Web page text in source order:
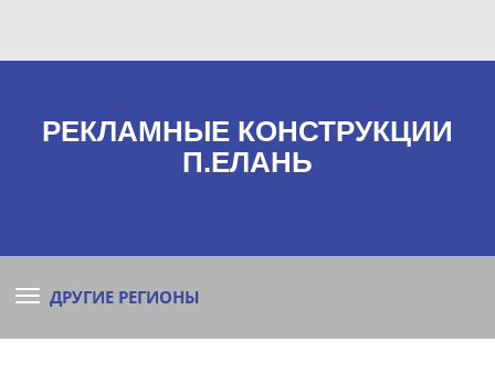
РЕКЛАМНЫЕ КОНСТРУКЦИИ
П.ЕЛАНЬ
ДРУГИЕ РЕГИОНЫ